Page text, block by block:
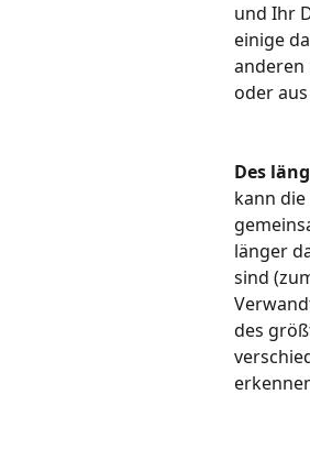
und Ihr
einige
anderen
oder
Des
kann
länger
sind
des